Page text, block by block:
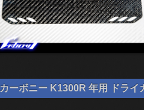
カーボニー K1300R 年用 ドラ